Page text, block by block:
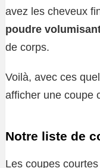
avez les cheveux
poudre
de corps.
Voilà, avec ces
afficher une coupe
Notre liste de
Les coupes